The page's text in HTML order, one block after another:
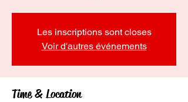
Les inscriptions sont closes
Voir d'autres événements
Time & Location